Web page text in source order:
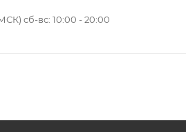
сб-вс: 10:00 - 20:00